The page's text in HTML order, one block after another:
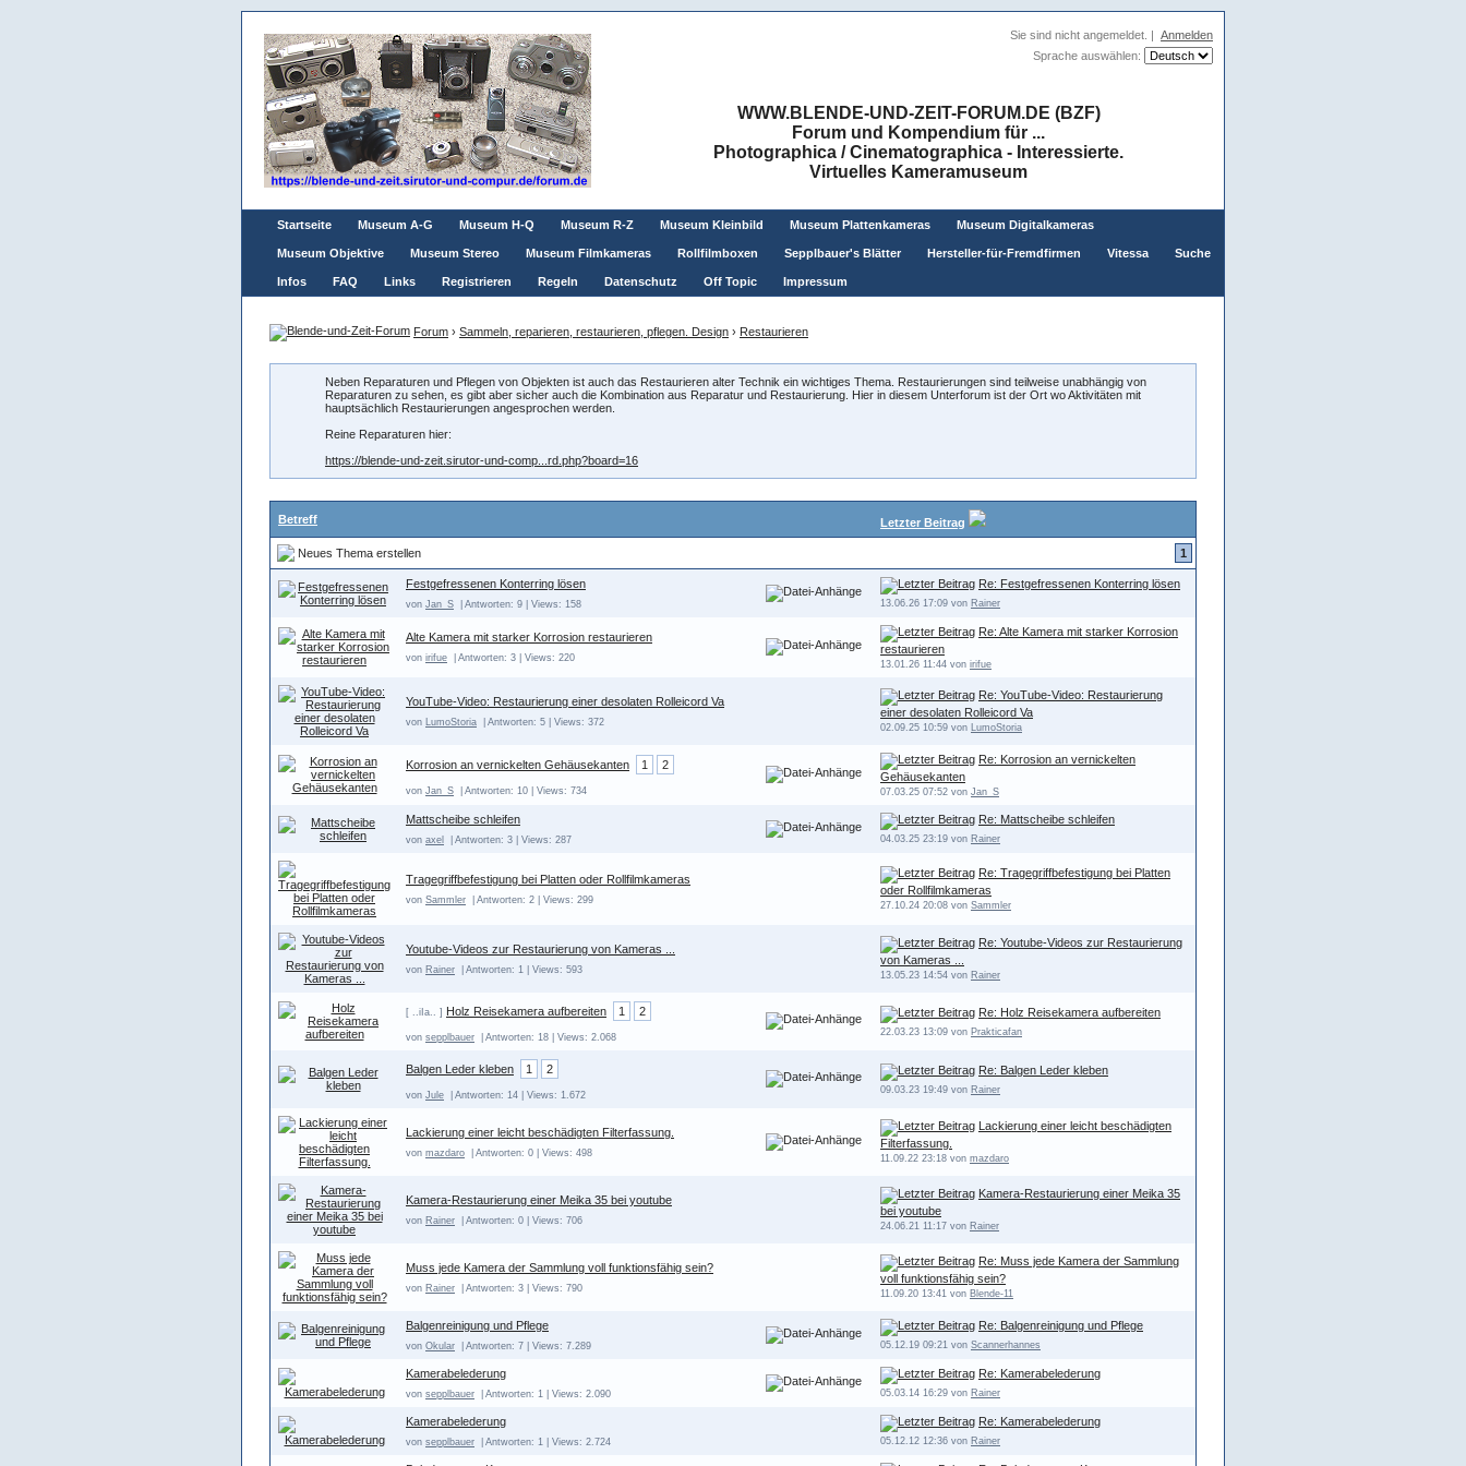
Sie sind nicht angemeldet. | Anmelden
Sprache auswählen:
WWW.BLENDE-UND-ZEIT-FORUM.DE (BZF)
Forum und Kompendium für ...
Photographica / Cinematographica - Interessierte.
Virtuelles Kameramuseum
Startseite Museum A-G Museum H-Q Museum R-Z Museum Kleinbild Museum Plattenkameras Museum Digitalkameras
Museum Objektive Museum Stereo Museum Filmkameras Rollfilmboxen Sepplbauer's Blätter Hersteller-für-Fremdfirmen Vitessa Suche
Infos FAQ Links Registrieren Regeln Datenschutz Off Topic Impressum
Forum › Sammeln, reparieren, restaurieren, pflegen. Design › Restaurieren
Neben Reparaturen und Pflegen von Objekten ist auch das Restaurieren alter Technik ein wichtiges Thema. Restaurierungen sind teilweise unabhängig von
Reparaturen zu sehen, es gibt aber sicher auch die Kombination aus Reparatur und Restaurierung. Hier in diesem Unterforum ist der Ort wo Aktivitäten mit
hauptsächlich Restaurierungen angesprochen werden.
Reine Reparaturen hier:
https://blende-und-zeit.sirutor-und-comp...rd.php?board=16
Betreff Letzter Beitrag
Neues Thema erstellen 1
Festgefressenen Konterring lösen
von Jan_S | Antworten: 9 | Views: 158
Re: Festgefressenen Konterring lösen
13.06.26 17:09 von Rainer
Alte Kamera mit starker Korrosion restaurieren
von irifue | Antworten: 3 | Views: 220
Re: Alte Kamera mit starker Korrosion
restaurieren
13.01.26 11:44 von irifue
YouTube-Video: Restaurierung einer desolaten Rolleicord Va
von LumoStoria | Antworten: 5 | Views: 372
Re: YouTube-Video: Restaurierung
einer desolaten Rolleicord Va
02.09.25 10:59 von LumoStoria
Korrosion an vernickelten Gehäusekanten 1 2
von Jan_S | Antworten: 10 | Views: 734
Re: Korrosion an vernickelten
Gehäusekanten
07.03.25 07:52 von Jan_S
Mattscheibe schleifen
von axel | Antworten: 3 | Views: 287
Re: Mattscheibe schleifen
04.03.25 23:19 von Rainer
Tragegriffbefestigung bei Platten oder Rollfilmkameras
von Sammler | Antworten: 2 | Views: 299
Re: Tragegriffbefestigung bei Platten
oder Rollfilmkameras
27.10.24 20:08 von Sammler
Youtube-Videos zur Restaurierung von Kameras ...
von Rainer | Antworten: 1 | Views: 593
Re: Youtube-Videos zur Restaurierung
von Kameras ...
13.05.23 14:54 von Rainer
[ ..iIa.. ] Holz Reisekamera aufbereiten 1 2
von sepplbauer | Antworten: 18 | Views: 2.068
Re: Holz Reisekamera aufbereiten
22.03.23 13:09 von Prakticafan
Balgen Leder kleben 1 2
von Jule | Antworten: 14 | Views: 1.672
Re: Balgen Leder kleben
09.03.23 19:49 von Rainer
Lackierung einer leicht beschädigten Filterfassung.
von mazdaro | Antworten: 0 | Views: 498
Lackierung einer leicht beschädigten
Filterfassung.
11.09.22 23:18 von mazdaro
Kamera-Restaurierung einer Meika 35 bei youtube
von Rainer | Antworten: 0 | Views: 706
Kamera-Restaurierung einer Meika 35
bei youtube
24.06.21 11:17 von Rainer
Muss jede Kamera der Sammlung voll funktionsfähig sein?
von Rainer | Antworten: 3 | Views: 790
Re: Muss jede Kamera der Sammlung
voll funktionsfähig sein?
11.09.20 13:41 von Blende-11
Balgenreinigung und Pflege
von Okular | Antworten: 7 | Views: 7.289
Re: Balgenreinigung und Pflege
05.12.19 09:21 von Scannerhannes
Kamerabelederung
von sepplbauer | Antworten: 1 | Views: 2.090
Re: Kamerabelederung
05.03.14 16:29 von Rainer
Kamerabelederung
von sepplbauer | Antworten: 1 | Views: 2.724
Re: Kamerabelederung
05.12.12 12:36 von Rainer